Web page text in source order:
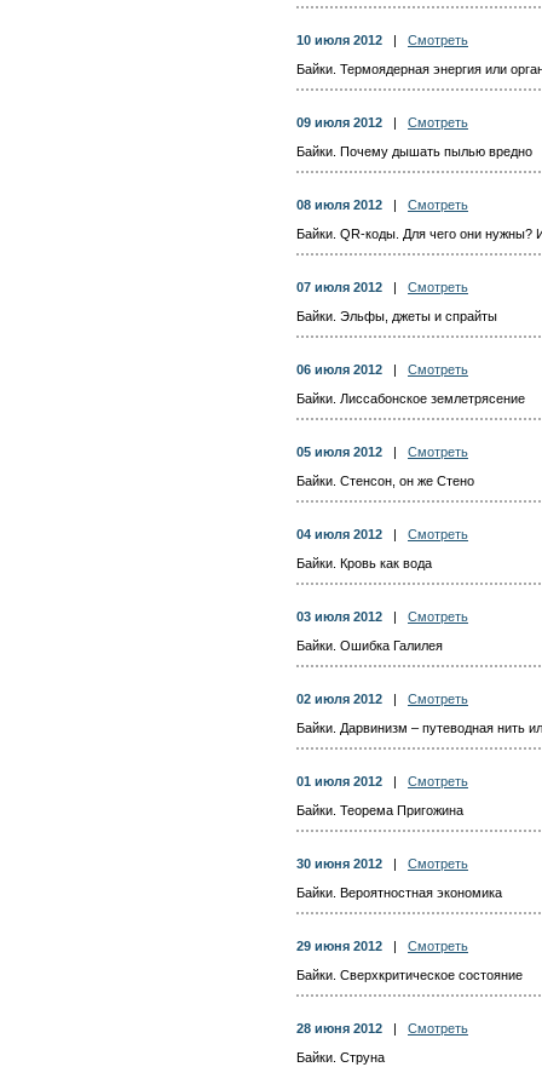
10 июля 2012
Смотреть
Байки. Термоядерная энергия или
09 июля 2012
Смотреть
Байки. Почему дышать пылью вредно
08 июля 2012
Смотреть
Байки. QR-коды. Для чего они нужны?
07 июля 2012
Смотреть
Байки. Эльфы, джеты и спрайты
06 июля 2012
Смотреть
Байки. Лиссабонское землетрясение
05 июля 2012
Смотреть
Байки. Стенсон, он же Стено
04 июля 2012
Смотреть
Байки. Кровь как вода
03 июля 2012
Смотреть
Байки. Ошибка Галилея
02 июля 2012
Смотреть
Байки. Дарвинизм – путеводная нить
01 июля 2012
Смотреть
Байки. Теорема Пригожина
30 июня 2012
Смотреть
Байки. Вероятностная экономика
29 июня 2012
Смотреть
Байки. Сверхкритическое состояние
28 июня 2012
Смотреть
Байки. Струна